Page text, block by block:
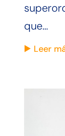
que…
Leer